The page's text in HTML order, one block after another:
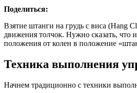
Поделиться:
Взятие штанги на грудь с виса (Hang
движения толчок. Нужно сказать, что
положения от колен в положение
Техника выполнения
Начнем традиционно с техники